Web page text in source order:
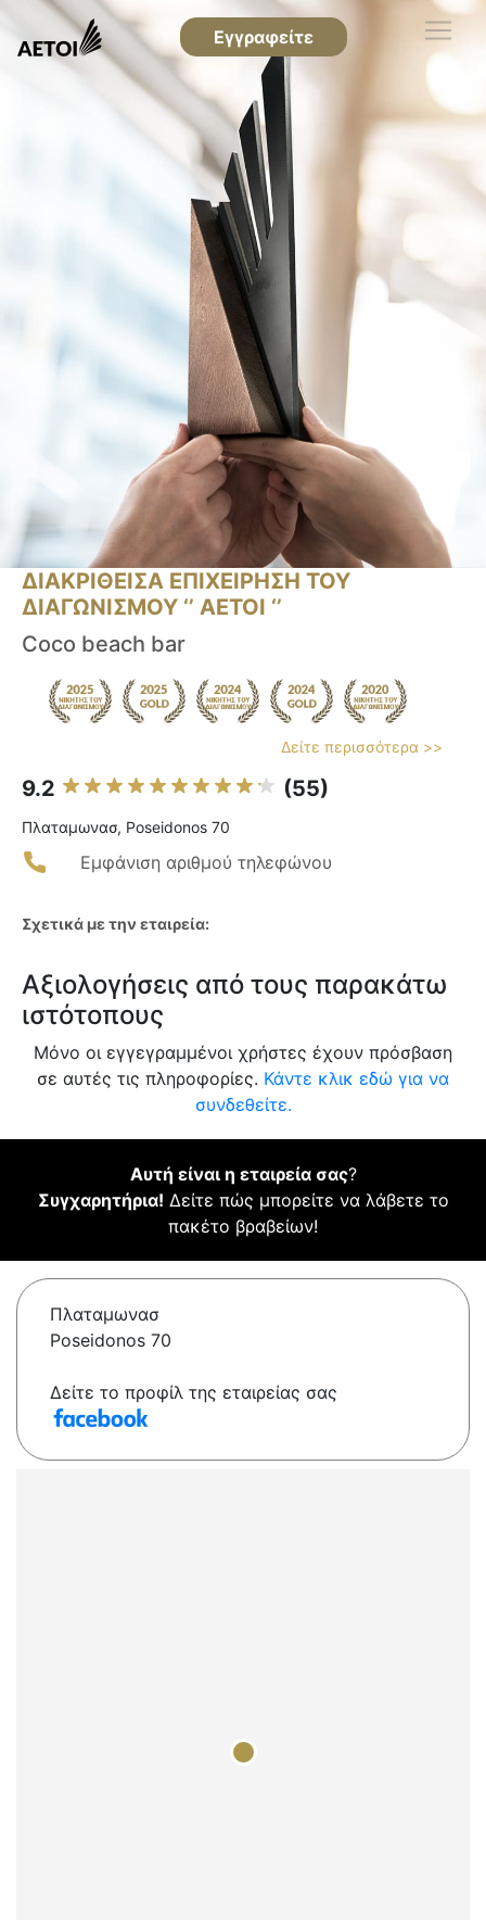
Εγγραφείτε
ΔΙΑΚΡΙΘΕΙΣΑ ΕΠΙΧΕΙΡΗΣΗ ΤΟΥ
ΔΙΑΓΩΝΙΣΜΟΥ ‘’ ΑΕΤΟΙ ‘’
Coco beach bar
Δείτε περισσότερα >>
9.2 (55)
Πλαταμωνασ, Poseidonos 70
Εμφάνιση αριθμού τηλεφώνου
Σχετικά με την εταιρεία:
Αξιολογήσεις από τους παρακάτω
ιστότοπους
Μόνο οι εγγεγραμμένοι χρήστες έχουν πρόσβαση
σε αυτές τις πληροφορίες. Κάντε κλικ εδώ για να
συνδεθείτε.
Αυτή είναι η εταιρεία σας?
Συγχαρητήρια! Δείτε πώς μπορείτε να λάβετε το
πακέτο βραβείων!
Πλαταμωνασ
Poseidonos 70
Δείτε το προφίλ της εταιρείας σας